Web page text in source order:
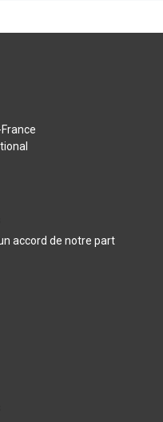
accord de notre part